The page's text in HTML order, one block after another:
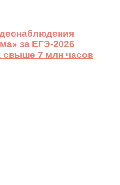
за ЕГЭ-2026
свыше 7 млн часов